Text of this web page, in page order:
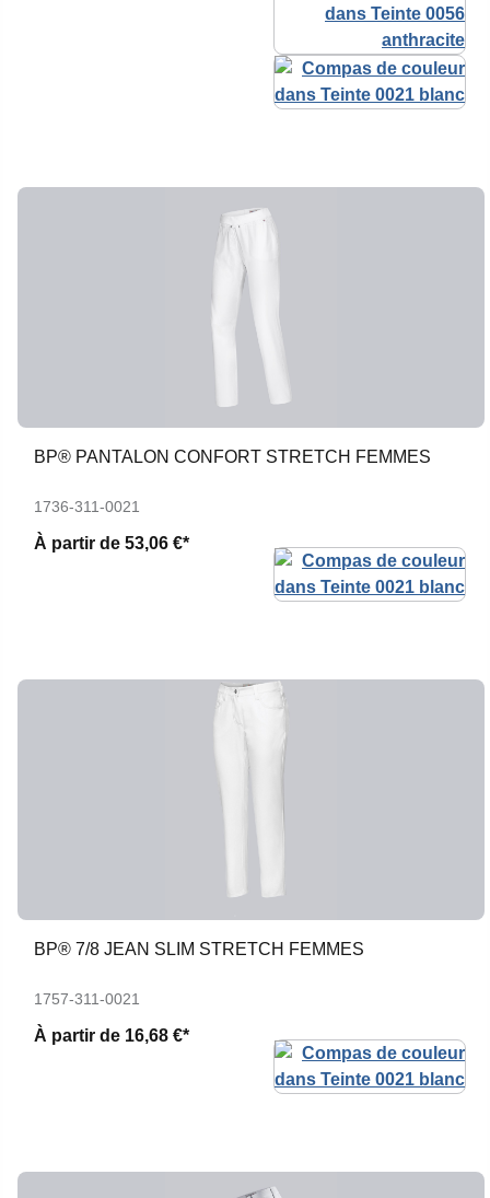
BP® PANTALON CONFORT STRETCH FEMMES
1736-311-0021
À partir de 53,06 €*
BP® 7/8 JEAN SLIM STRETCH FEMMES
1757-311-0021
À partir de 16,68 €*